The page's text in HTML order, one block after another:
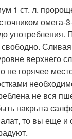
1 ст. л.
верхнего
не горячее
не вся
накрыта
то вы еще и